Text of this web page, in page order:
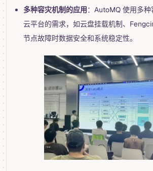
多种容灾机制的应用 ：AutoMQ 使用多
云平台的需求，如云盘挂载机制、
节点故障时数据安全和系统稳定性。